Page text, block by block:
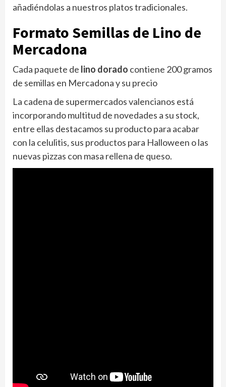
añadiéndolas a nuestros platos tradicionales.
Formato Semillas de Lino de
Mercadona
Cada paquete de lino dorado contiene 200 gramos
de semillas en Mercadona y su precio
La cadena de supermercados valencianos está
incorporando multitud de novedades a su stock,
entre ellas destacamos su producto para acabar
con la celulitis, sus productos para Halloween o las
nuevas pizzas con masa rellena de queso.